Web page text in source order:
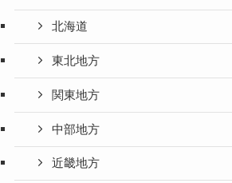
北海道
東北地方
関東地方
中部地方
近畿地方